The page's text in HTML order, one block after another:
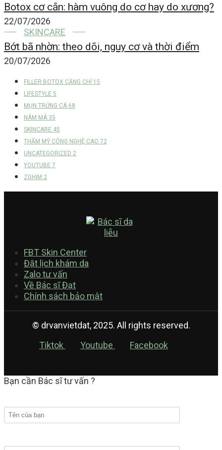
Botox cơ cắn: hàm vuông do cơ hay do xương?
22/07/2026
SKINCARE
Bớt bã nhờn: theo dõi, nguy cơ và thời điểm
20/07/2026
FILLER BOTOX CĂNG CHỈ 15
LIFESTYLE 5
MỤN TRỨNG CÁ 68
NÁM MÁ 35
SKINCARE 45
THẨM MỸ CÔNG NGHỆ CAO 72
UNCATEGORIZED 2
YOUTUBE 7
ZGHIM 2
FBT Skin Center
Đặt lịch khám da
Zalo tư vấn
Về Bác sĩ Đạt
Chính sách bảo mật
© drvanvietdat, 2025. All rights reserved.
Tiktok
Youtube Facebook
Bạn cần Bác sĩ tư vấn ?